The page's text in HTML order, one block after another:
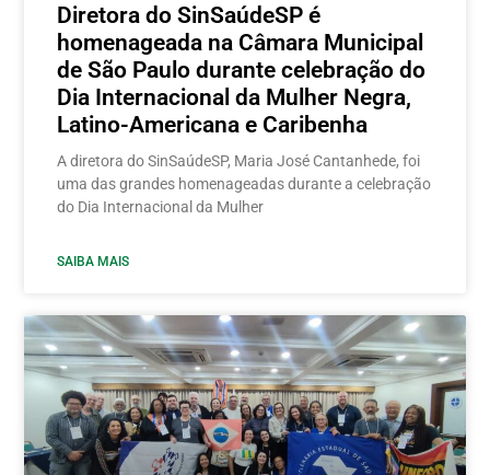
Diretora do SinSaúdeSP é
homenageada na Câmara Municipal
de São Paulo durante celebração do
Dia Internacional da Mulher Negra,
Latino-Americana e Caribenha
A diretora do SinSaúdeSP, Maria José Cantanhede, foi
uma das grandes homenageadas durante a celebração
do Dia Internacional da Mulher
SAIBA MAIS